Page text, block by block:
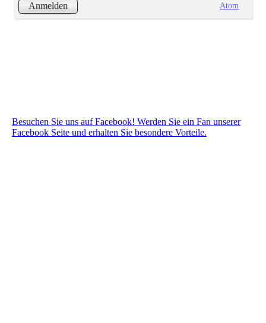
Anmelden
Atom
Besuchen Sie uns auf Facebook! Werden Sie ein Fan unserer
Facebook Seite und erhalten Sie besondere Vorteile.